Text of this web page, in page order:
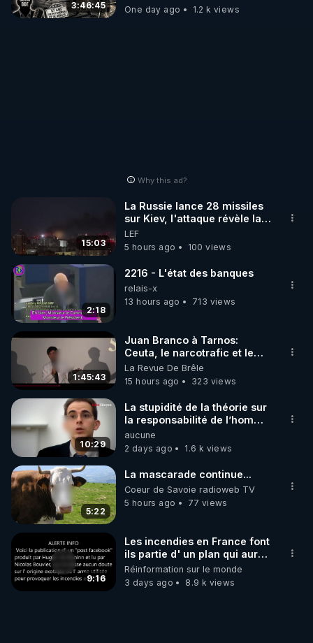
3:46:45
One day ago
1.2 k views
Why this ad?
15:03
La Russie lance 28 missiles
sur Kiev, l'attaque révèle la
faiblesse de Kiev
LEF
5 hours ago
100 views
2:18
2216 - L'état des banques
relais-x
13 hours ago
713 views
1:45:43
Juan Branco à Tarnos:
Ceuta, le narcotrafic et le
pouvoir en France
La Revue De Brêle
15 hours ago
323 views
10:29
La stupidité de la théorie sur
la responsabilité de l’homme
concernant le dioxyde de
carbone.
aucune
2 days ago
1.6 k views
5:22
La mascarade continue...
Coeur de Savoie radioweb TV
5 hours ago
77 views
9:16
Les incendies en France font
ils partie d' un plan qui aurait
débuté le 11 septembre 2001
?
Réinformation sur le monde
3 days ago
8.9 k views